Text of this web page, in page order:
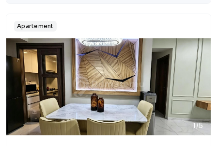
Apartement
1/5